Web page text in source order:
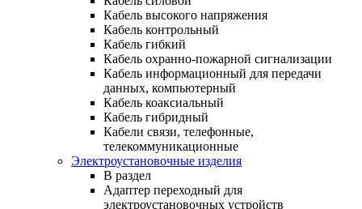
Кабель высокого напряжения
Кабель контрольный
Кабель гибкий
Кабель охранно-пожарной сигнализации
Кабель информационный для передачи
данных, компьютерный
Кабель коаксиальный
Кабель гибридный
Кабели связи, телефонные,
телекоммуникационные
Электроустановочные изделия
В раздел
Адаптер переходный для
электроустановочных устройств